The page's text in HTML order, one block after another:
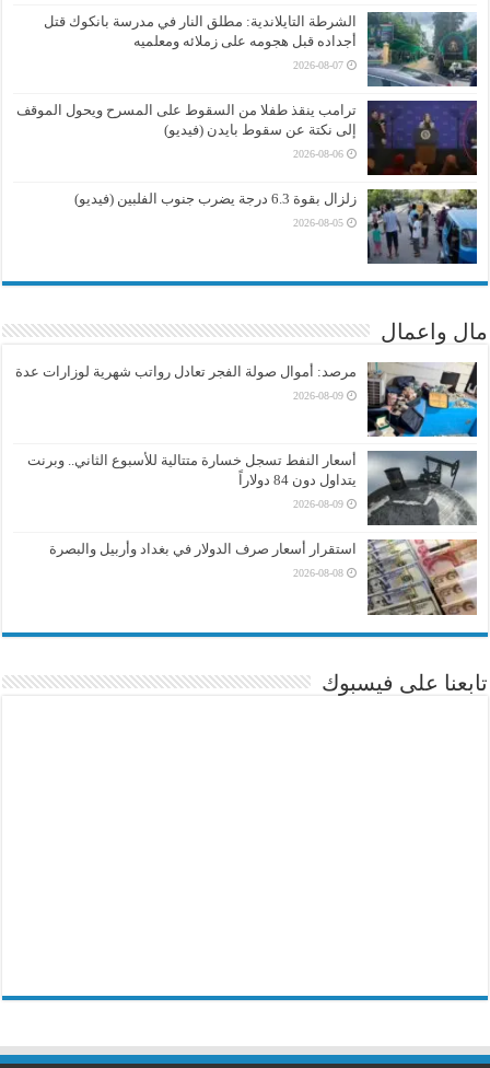
الشرطة التايلاندية: مطلق النار في مدرسة بانكوك قتل
أجداده قبل هجومه على زملائه ومعلميه
2026-08-07
ترامب ينقذ طفلا من السقوط على المسرح ويحول الموقف
إلى نكتة عن سقوط بايدن (فيديو)
2026-08-06
زلزال بقوة 6.3 درجة يضرب جنوب الفلبين (فيديو)
2026-08-05
مال واعمال
مرصد: أموال صولة الفجر تعادل رواتب شهرية لوزارات عدة
2026-08-09
أسعار النفط تسجل خسارة متتالية للأسبوع الثاني.. وبرنت
يتداول دون 84 دولاراً
2026-08-09
استقرار أسعار صرف الدولار في بغداد وأربيل والبصرة
2026-08-08
تابعنا على فيسبوك